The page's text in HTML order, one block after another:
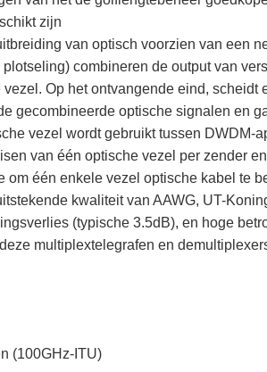
zijn
van optisch voorzien van een
combineren de output van
Op het ontvangende eind, scheidt
gecombineerde optische signalen en
vezel wordt gebruikt tussen DWDM-
van één optische vezel per zender
om één enkele vezel optische kabel te
kwaliteit van AAWG, UT-
(typische 3.5dB), en hoge
multiplextelegrafen en
(100GHz-ITU)